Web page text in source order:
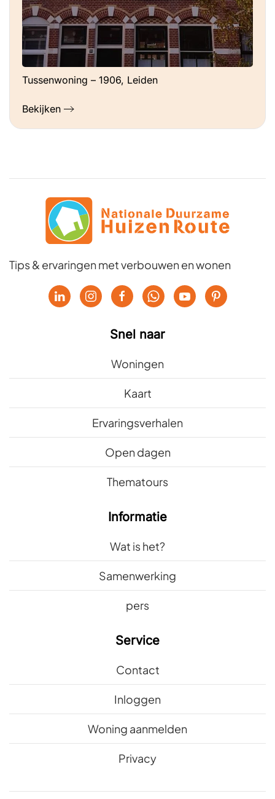
Tussenwoning – 1906, Leiden
Bekijken
Tips & ervaringen met verbouwen en wonen
Snel naar
Woningen
Kaart
Ervaringsverhalen
Open dagen
Thematours
Informatie
Wat is het?
Samenwerking
pers
Service
Contact
Inloggen
Woning aanmelden
Privacy